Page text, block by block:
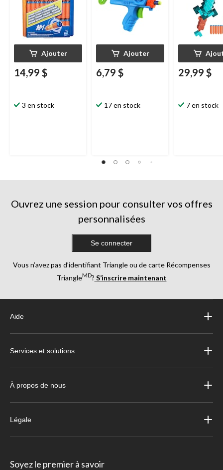
Ajouter
14,99 $
3 en stock
Ajouter
6,79 $
17 en stock
29,99 $
7 en stock
Ouvrez une session pour consulter vos offres
personnalisées
Se connecter
Vous n’avez pas d’identifiant Triangle ou de carte Récompenses
TriangleMD? S’inscrire maintenant
Aide
Services et solutions
À propos de nous
Légale
Soyez le premier à savoir